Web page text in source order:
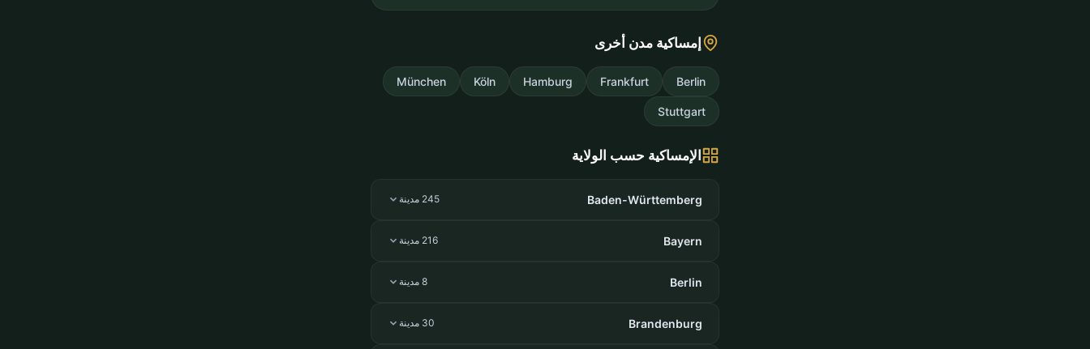
إمساكية مدن أخرى
Berlin
Frankfurt
Hamburg
Köln
München
Stuttgart
الإمساكية حسب الولاية
Baden-Württemberg 245 مدينة
Bayern 216 مدينة
Berlin 8 مدينة
Brandenburg 30 مدينة